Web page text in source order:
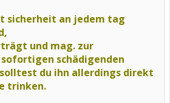
sicherheit an jedem tag
und mag. zur
schädigenden
du ihn allerdings direkt
trinken.